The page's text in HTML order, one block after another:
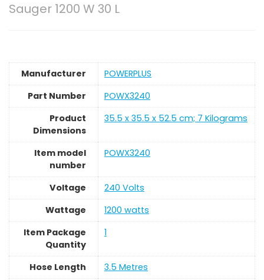
Sauger 1200 W 30 L
Manufacturer
‎POWERPLUS
Part Number
‎POWX3240
Product
Dimensions
‎35.5 x 35.5 x 52.5 cm; 7 Kilograms
Item model
number
‎POWX3240
Voltage
‎240 Volts
Wattage
‎1200 watts
Item Package
Quantity
‎1
Hose Length
‎3.5 Metres